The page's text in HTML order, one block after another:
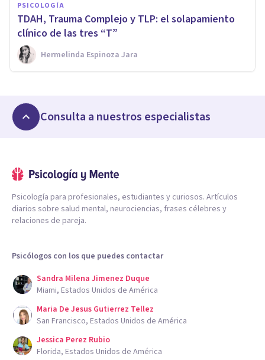
PSICOLOGÍA
TDAH, Trauma Complejo y TLP: el solapamiento
clínico de las tres “T”
Hermelinda Espinoza Jara
Consulta a nuestros especialistas
Psicología para profesionales, estudiantes y curiosos. Artículos
diarios sobre salud mental, neurociencias, frases célebres y
relaciones de pareja.
Psicólogos con los que puedes contactar
Sandra Milena Jimenez Duque
Miami, Estados Unidos de América
Maria De Jesus Gutierrez Tellez
San Francisco, Estados Unidos de América
Jessica Perez Rubio
Florida, Estados Unidos de América